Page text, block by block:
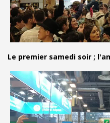
Le premier samedi soir ;